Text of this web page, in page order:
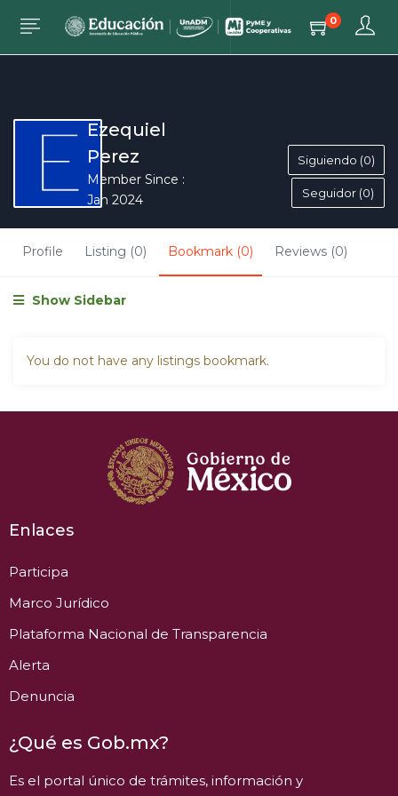
0
Ezequiel
Perez
Member Since :
Jan 2024
Siguiendo (0)
Seguidor (0)
Profile Listing (0) Bookmark (0) Reviews (0)
Show Sidebar
You do not have any listings bookmark.
Enlaces
Participa
Marco Jurídico
Plataforma Nacional de Transparencia
Alerta
Denuncia
¿Qué es Gob.mx?
Es el portal único de trámites, información y